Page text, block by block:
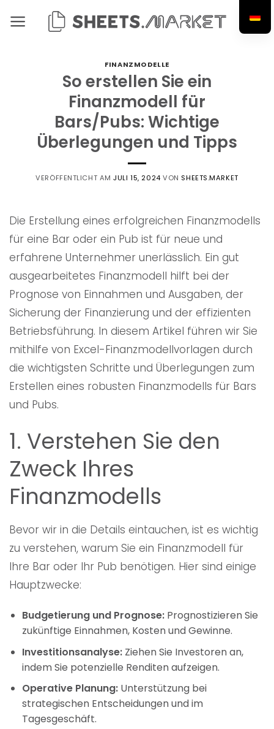
Inhalt
FINANZMODELLE
So erstellen Sie ein
Finanzmodell für
Bars/Pubs: Wichtige
Überlegungen und Tipps
VERÖFFENTLICHT AMJULI 15, 2024 VON SHEETS.MARKET
Die Erstellung eines erfolgreichen Finanzmodells
für eine Bar oder ein Pub ist für neue und
erfahrene Unternehmer unerlässlich. Ein gut
ausgearbeitetes Finanzmodell hilft bei der
Prognose von Einnahmen und Ausgaben, der
Sicherung der Finanzierung und der effizienten
Betriebsführung. In diesem Artikel führen wir Sie
mithilfe von Excel-Finanzmodellvorlagen durch
die wichtigsten Schritte und Überlegungen zum
Erstellen eines robusten Finanzmodells für Bars
und Pubs.
1. Verstehen Sie den
Zweck Ihres
Finanzmodells
Bevor wir in die Details eintauchen, ist es wichtig
zu verstehen, warum Sie ein Finanzmodell für
Ihre Bar oder Ihr Pub benötigen. Hier sind einige
Hauptzwecke:
Budgetierung und Prognose:Prognostizieren Sie
zukünftige Einnahmen, Kosten und Gewinne.
Investitionsanalyse:Ziehen Sie Investoren an,
indem Sie potenzielle Renditen aufzeigen.
Operative Planung:Unterstützung bei
strategischen Entscheidungen und im
Tagesgeschäft.